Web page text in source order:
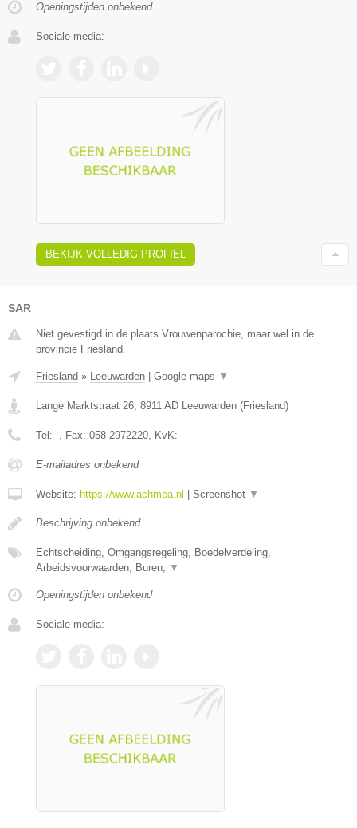
Openingstijden onbekend
Sociale media:
BEKIJK VOLLEDIG PROFIEL
SAR
Niet gevestigd in de plaats Vrouwenparochie, maar wel in de
provincie Friesland.
Friesland » Leeuwarden Google maps ▼
Lange Marktstraat 26, 8911 AD Leeuwarden (Friesland)
Tel: -, Fax: 058-2972220, KvK: -
E-mailadres onbekend
Website: https://www.achmea.nl Screenshot ▼
Beschrijving onbekend
Echtscheiding, Omgangsregeling, Boedelverdeling,
Arbeidsvoorwaarden, Buren, ▼
Openingstijden onbekend
Sociale media: